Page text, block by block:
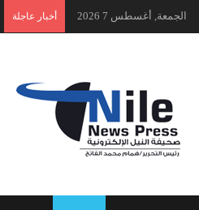
الجمعة, أغسطس 7 2026 أخبار عاجلة